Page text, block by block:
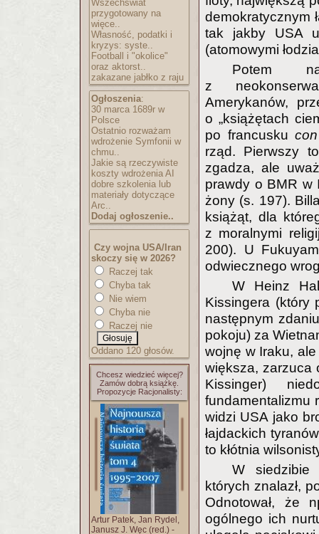
Wszechświat
przygotowany na
więce..
Własność, podatki i
kryzys: syste..
Football i "okolice"
oraz aktorst..
zakazane jabłko z raju
Ogłoszenia:
30 marca 1689r w
Polsce
Ostatnio rozważam
wdrożenie Symfonii w
chmu..
Jakie są rzeczywiste
koszty wdrożenia AI
dobre szkolenia lub
materiały dotyczące
Arc..
Dodaj ogłoszenie..
Czy wojna USA/Iran
skoczy się w 2026?
Raczej tak
Chyba tak
Nie wiem
Chyba nie
Raczej nie
Oddano 120 głosów.
Chcesz wiedzieć więcej?
Zamów dobrą książkę.
Propozycje Racjonalisty:
Artur Patek, Jan Rydel,
Janusz J. Węc (red.) -
demokratycznym
tak jakby USA
(atomowymi
Potem
z
Amerykanów,
o „książętach
po francuskucon
rząd. Pierwszy
zgadza, ale
prawdy o BMR w
żony (s. 197).
książąt, dla
z moralnymi
200). U
odwiecznego
W Heinz
Kissingera (który
następnym
pokoju) za
wojnę w Iraku,
większa, zarzuca
Kissinger)
fundamentalizmu
widzi USA jako
łajdackich
to kłótnia
W siedzibie
których znalazł,
Odnotował, że
ogólnego ich